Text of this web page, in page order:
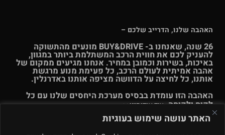
האתר עושה שימוש בעוגיות
האהבה שלנו, הדרייב שלכם –
26 שנה, שאנחנו ב- BUY&DRIVE מונעים מהתשוקה
להעניק לכם את חווית הרכב המשתלמת ביותר במגוון,
באיכות, בשירות וכמובן במחיר. אנחנו מגיעים ממקום של
אהבה אמיתית לעולם הרכב, כל פעימת מנוע מרגשת
אותנו, כל לחיצה על הדוושה מציפה אותנו באדרנלין.
האהבה הזו עומדת בבסיס מערכת היחסים שלנו עם כל
לקוח ולקוחה.עוד אודותינו >>